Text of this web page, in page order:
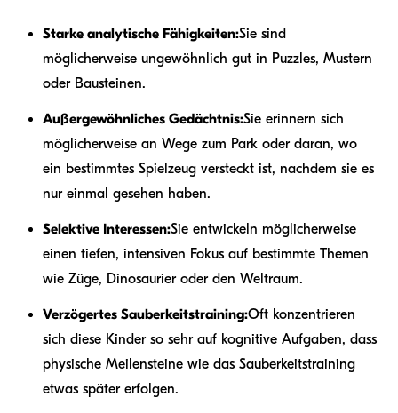
Starke analytische Fähigkeiten:Sie sind
möglicherweise ungewöhnlich gut in Puzzles, Mustern
oder Bausteinen.
Außergewöhnliches Gedächtnis:Sie erinnern sich
möglicherweise an Wege zum Park oder daran, wo
ein bestimmtes Spielzeug versteckt ist, nachdem sie es
nur einmal gesehen haben.
Selektive Interessen:Sie entwickeln möglicherweise
einen tiefen, intensiven Fokus auf bestimmte Themen
wie Züge, Dinosaurier oder den Weltraum.
Verzögertes Sauberkeitstraining:Oft konzentrieren
sich diese Kinder so sehr auf kognitive Aufgaben, dass
physische Meilensteine wie das Sauberkeitstraining
etwas später erfolgen.